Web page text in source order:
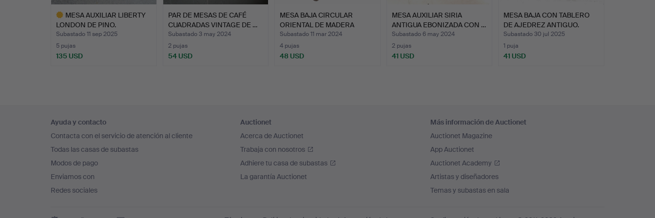
MESA AUXILIAR LIBERTY
LONDON DE PINO.
Subastado 11 sep 2025
5 pujas
135 USD
PAR DE MESAS DE CAFÉ
CUADRADAS VINTAGE DE …
Subastado 3 may 2024
2 pujas
54 USD
MESA BAJA CIRCULAR
ORIENTAL DE MADERA
DURA…
Subastado 11 mar 2024
4 pujas
48 USD
MESA AUXILIAR SIRIA
ANTIGUA EBONIZADA CON …
Subastado 6 may 2024
2 pujas
41 USD
MESA BAJA CON TABLERO
DE AJEDREZ ANTIGUO.
Subastado 30 jul 2025
1 puja
41 USD
en
el
pie
de
página
Ayuda y contacto
Contacta con el servicio de atención al cliente
Todas las casas de subastas
Modos de pago
Enviamos con
Redes sociales
Auctionet
Acerca de Auctionet
Trabaja con nosotros
Adhiere tu casa de subastas
La garantía Auctionet
Más información de Auctionet
Auctionet Magazine
App Auctionet
Auctionet Academy
Artistas y diseñadores
Temas y subastas en sala